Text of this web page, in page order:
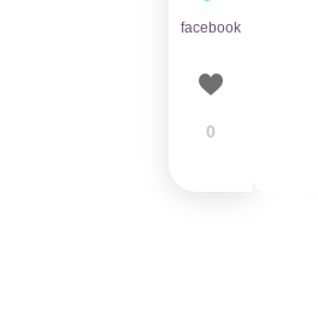
facebook
0